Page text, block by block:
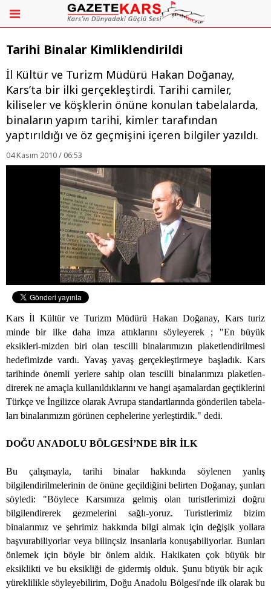
Tarihi Binalar Kimliklendirildi
İl Kültür ve Turizm Müdürü Hakan Doğanay,
Kars’ta bir ilki gerçekleştirdi. Tarihi camiler,
kiliseler ve köşklerin önüne konulan tabelalarda,
binaların yapım tarihi, kimler tarafından
yaptırıldığı ve öz geçmişini içeren bilgiler yazıldı.
04 Kasım 2010 / 06:53
Kars İl Kültür ve Turizm Müdürü Hakan Doğanay, Kars turiz
minde bir ilke daha imza attıklarını söyleyerek ; "En büyük
eksikleri-mizden biri olan tescilli binalarımızın plaketlendirilmesi
hedefimizde vardı. Yavaş yavaş gerçekleştirmeye başladık. Kars
tarihinde önemli yerlere sahip olan tescilli binalarımızı plaketlen-
direrek ne amaçla kullanıldıklarını ve hangi aşamalardan geçtiklerini
Türkçe ve İngilizce olarak Avrupa standartlarında gönderilen tabela-
ları binalarımızın görünen cephelerine yerleştirdik." dedi.
DOĞU ANADOLU BÖLGESİ’NDE BİR İLK
Bu çalışmayla, tarihi binalar hakkında söylenen yanlış
bilgilendirilmelerinin de önüne geçildiğini belirten Doğanay, şunları
söyledi: "Böylece Karsımıza gelmiş olan turistlerimizi doğru
bilgilendirerek gezmelerini sağlı-yoruz. Turistlerimiz bizim
binalarımız ve şehrimiz hakkında bilgi almak için değişik yollara
başvurabiliyorlar veya bilinçsiz insanlarla konuşabiliyorlar. Bunları
önlemek için böyle bir önlem aldık. Hakikaten çok büyük bir
eksiklikti ve bu eksikliği de gidermiş olduk. Şunu büyük bir açık
yüreklilikle söyleyebilirim, Doğu Anadolu Bölgesi'nde ilk olarak bu